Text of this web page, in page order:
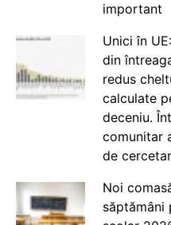
important
Unici în
din
redus
calculate
deceniu.
comunitar
de
Noi
săptămâni